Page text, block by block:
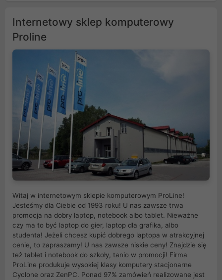
Internetowy sklep komputerowy
Proline
Witaj w internetowym sklepie komputerowym ProLine!
Jesteśmy dla Ciebie od 1993 roku! U nas zawsze trwa
promocja na dobry laptop, notebook albo tablet. Nieważne
czy ma to być laptop do gier, laptop dla grafika, albo
studenta! Jeżeli chcesz kupić dobrego laptopa w atrakcyjnej
cenie, to zapraszamy! U nas zawsze niskie ceny! Znajdzie się
też tablet i notebook do szkoły, tanio w promocji! Firma
ProLine produkuje wysokiej klasy komputery stacjonarne
Cyclone oraz ZenPC. Ponad 97% zamówień realizowane jest